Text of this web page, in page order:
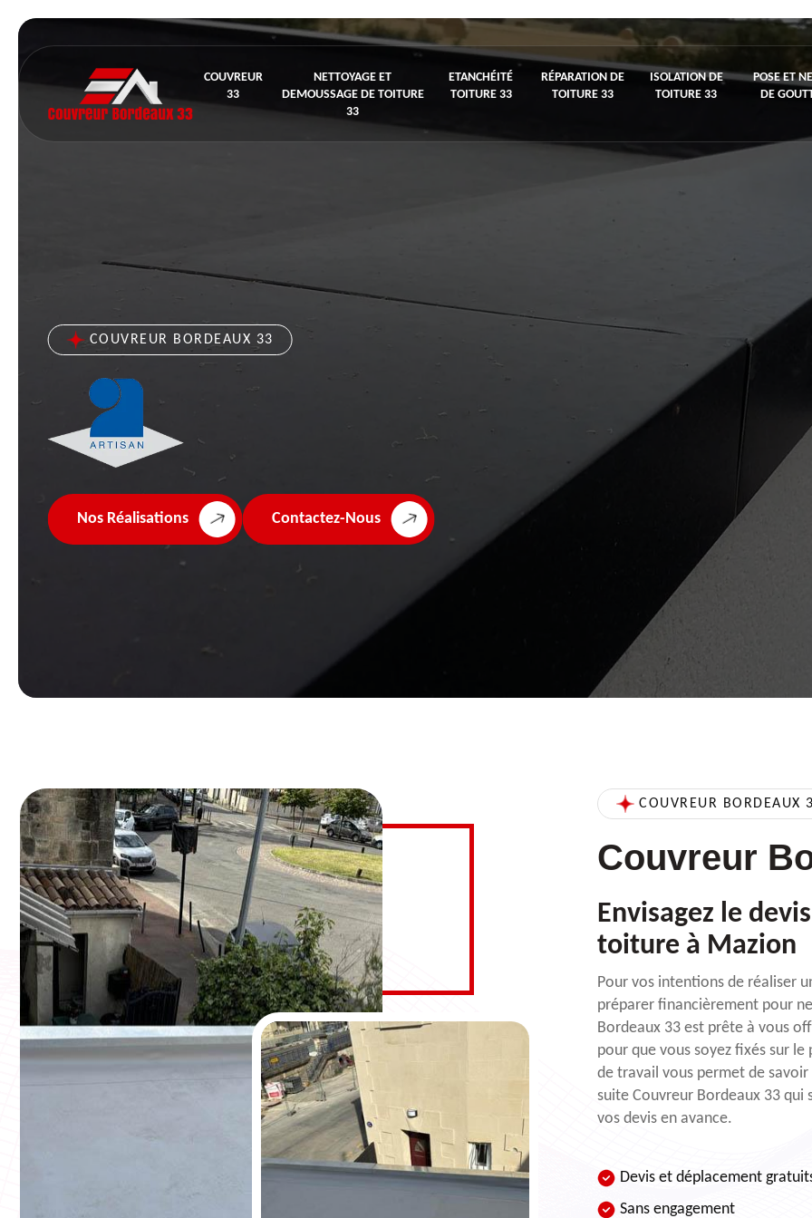
COUVREUR
33
NETTOYAGE ET
DEMOUSSAGE DE TOITURE
33
ETANCHÉITÉ
TOITURE 33
RÉPARATION DE
TOITURE 33
ISOLATION DE
TOITURE 33
POSE ET
DE
COUVREUR BORDEAUX 33
Nos Réalisations Contactez-Nous
COUVREUR BORDEAUX
Couvreur
Envisagez le
toiture à Mazion
Pour vos intentions de réaliser
préparer financièrement pour
Bordeaux 33 est prête à vous
pour que vous soyez fixés sur
de travail vous permet de
suite Couvreur Bordeaux 33 qui
vos devis en avance.
Devis et déplacement
Sans engagement